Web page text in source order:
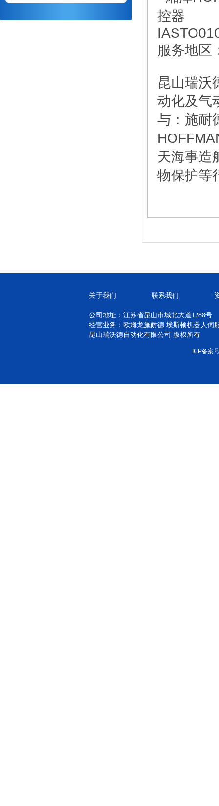
服务地区
昆山瑞沃
动化及气
与：施耐
天海事造
物保护等
关于我们 联系我们
公司地址：江苏省昆山市城北大道1288号
经营业务：欧姆龙施耐德 埃斯顿机器人伺
昆山瑞沃德自动化有限公司 版权所有
ICP备案